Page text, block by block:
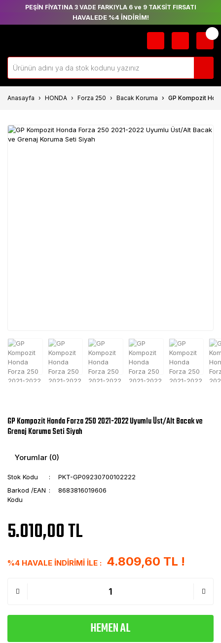
PEŞİN FİYATINA 3 VADE FARKIYLA 6 ve 9 TAKSİT FIRSATI
HAVALEDE %4 İNDİRİM!
Anasayfa HONDA Forza 250 Bacak Koruma GP Kompozit
GP Kompozit Honda Forza 250 2021-2022 Uyumlu Üst/Alt Bacak ve
Grenaj Koruma Seti Siyah
Yorumlar (0)
Stok Kodu
PKT-GP09230700102222
Barkod /EAN
Kodu
8683816019606
5.010,00 TL
%4 HAVALE İNDİRİMİ İLE : 4.809,60 TL !
HEMEN AL